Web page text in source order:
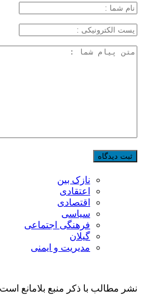
نازک بین
اعتقادی
اقتصادی
سیاسی
فرهنگی اجتماعی
گیلان
مدیریت و ایمنی
نشر مطالب با ذکر منبع بلامانع